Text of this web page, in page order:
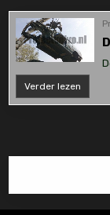
Verder lezen
Volvo
850